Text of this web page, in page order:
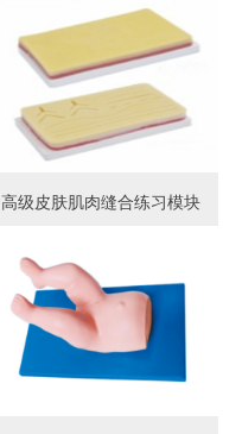
高级皮肤肌肉缝合练习模块